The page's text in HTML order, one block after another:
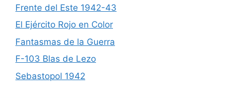
Frente del Este 1942-43
El Ejército Rojo en Color
Fantasmas de la Guerra
F-103 Blas de Lezo
Sebastopol 1942